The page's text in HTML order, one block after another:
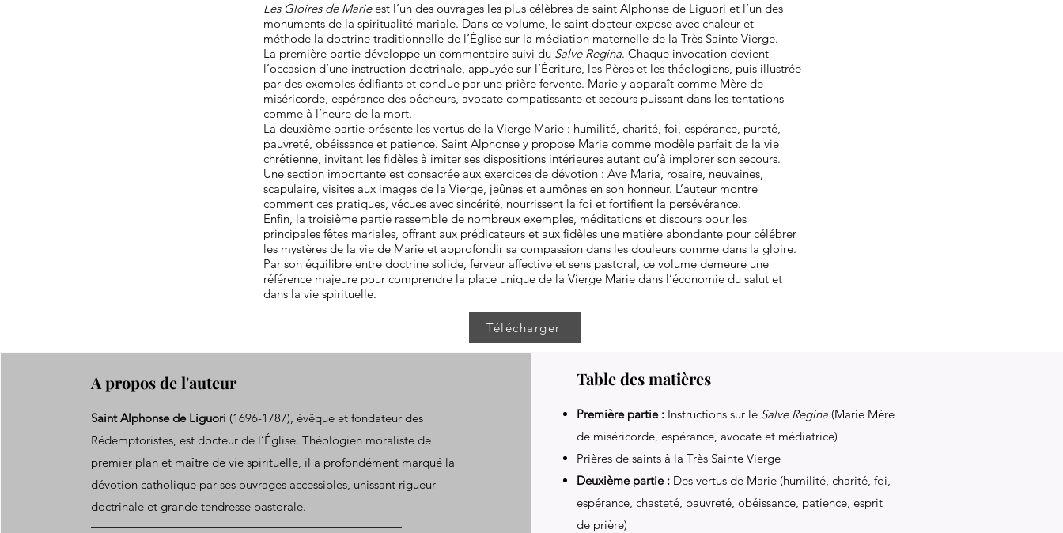
Les Gloires de Marieest l’un des ouvrages les plus célèbres de saint Alphonse de Liguori et l’un des
monuments de la spiritualité mariale. Dans ce volume, le saint docteur expose avec chaleur et
méthode la doctrine traditionnelle de l’Église sur la médiation maternelle de la Très Sainte Vierge.
La première partie développe un commentaire suivi du Salve Regina. Chaque invocation devient
l’occasion d’une instruction doctrinale, appuyée sur l’Écriture, les Pères et les théologiens, puis illustrée
par des exemples édifiants et conclue par une prière fervente. Marie y apparaît comme Mère de
miséricorde, espérance des pécheurs, avocate compatissante et secours puissant dans les tentations
comme à l’heure de la mort.
La deuxième partie présente les vertus de la Vierge Marie : humilité, charité, foi, espérance, pureté,
pauvreté, obéissance et patience. Saint Alphonse y propose Marie comme modèle parfait de la vie
chrétienne, invitant les fidèles à imiter ses dispositions intérieures autant qu’à implorer son secours.
Une section importante est consacrée aux exercices de dévotion : Ave Maria, rosaire, neuvaines,
scapulaire, visites aux images de la Vierge, jeûnes et aumônes en son honneur. L’auteur montre
comment ces pratiques, vécues avec sincérité, nourrissent la foi et fortifient la persévérance.
Enfin, la troisième partie rassemble de nombreux exemples, méditations et discours pour les
principales fêtes mariales, offrant aux prédicateurs et aux fidèles une matière abondante pour célébrer
les mystères de la vie de Marie et approfondir sa compassion dans les douleurs comme dans la gloire.
Par son équilibre entre doctrine solide, ferveur affective et sens pastoral, ce volume demeure une
référence majeure pour comprendre la place unique de la Vierge Marie dans l’économie du salut et
dans la vie spirituelle.
Télécharger
A propos de l'auteur
Saint Alphonse de Liguori (1696-1787), évêque et fondateur des
Rédemptoristes, est docteur de l’Église. Théologien moraliste de
premier plan et maître de vie spirituelle, il a profondément marqué la
dévotion catholique par ses ouvrages accessibles, unissant rigueur
doctrinale et grande tendresse pastorale.
Table des matières
Première partie : Instructions sur le Salve Regina (Marie Mère
de miséricorde, espérance, avocate et médiatrice)
Prières de saints à la Très Sainte Vierge
Deuxième partie : Des vertus de Marie (humilité, charité, foi,
espérance, chasteté, pauvreté, obéissance, patience, esprit
de prière)